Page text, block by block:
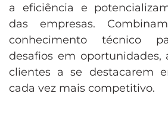
a eficiência e
das empresas.
conhecimento técnico
desafios em oportunidades,
clientes a se destacarem
cada vez mais competitivo.